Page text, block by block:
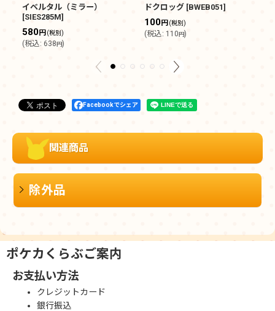
イベルタル（ミラー）
[SIES285M]
580円(税別)
(税込: 638円)
ドクロッグ [BWEB051]
100円(税別)
(税込: 110円)
Facebookでシェア
関連商品
除外品
ポケカくらぶご案内
お支払い方法
クレジットカード
銀行振込